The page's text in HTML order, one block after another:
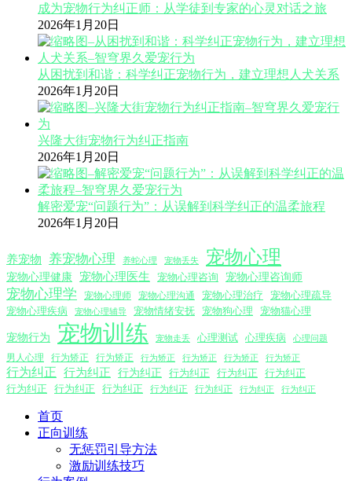
成为宠物行为纠正师：从学徒到专家的心灵对话之旅
2026年1月20日
从困扰到和谐：科学纠正宠物行为，建立理想人犬关系
2026年1月20日
兴隆大街宠物行为纠正指南
2026年1月20日
解密爱宠“问题行为”：从误解到科学纠正的温柔旅程
2026年1月20日
养宠物 养宠物心理 养蛇心理 宠物丢失 宠物心理
宠物心理健康 宠物心理医生 宠物心理咨询 宠物心理咨询师
宠物心理学 宠物心理师 宠物心理沟通 宠物心理治疗
宠物心理疏导
宠物心理疾病
宠物心理辅导 宠物情绪安抚 宠物狗心理 宠物猫心理
宠物行为 宠物训练 宠物走丢 心理测试 心理疾病 心理问题
男人心理 行为矫正 行为矫正 行为矫正 行为矫正 行为矫正 行为矫正
行为纠正 行为纠正 行为纠正 行为纠正 行为纠正
行为纠正
行为纠正
行为纠正 行为纠正 行为纠正 行为纠正 行为纠正 行为纠正
首页
正向训练
无惩罚引导方法
激励训练技巧